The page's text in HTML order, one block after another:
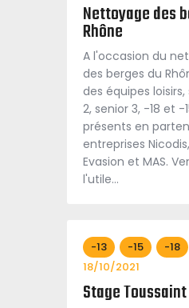
Nettoyage des
Rhône
A l'occasion du
des berges du
des équipes loisirs,
2, senior 3, -18 et -
présents en
entreprises
Evasion et MAS.
l'utile…
-13 -15 -18
18/10/2021
Stage Toussaint